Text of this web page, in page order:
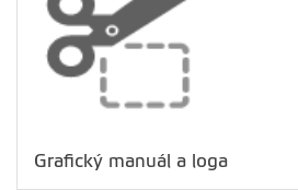
Grafický manuál a loga